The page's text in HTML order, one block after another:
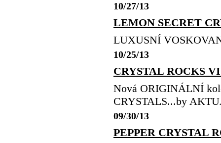
10/27/13
LEMON SECRET
LUXUSNÍ
10/25/13
CRYSTAL ROCKS
Nová ORIGINÁLNÍ
CRYSTALS...by
09/30/13
PEPPER CRYSTAL